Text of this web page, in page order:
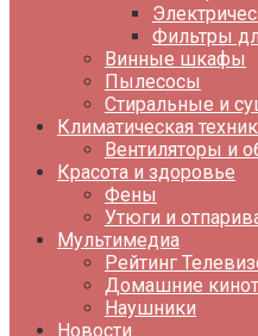
Фильтры
Винные шкафы
Пылесосы
Стиральные и
Климатическая
Вентиляторы и
Красота и здоровье
Фены
Утюги и
Мультимедиа
Рейтинг
Домашние
Наушники
Новости